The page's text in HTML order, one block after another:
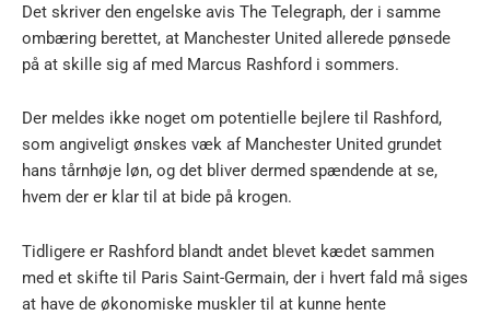
Det skriver den engelske avis The Telegraph, der i samme
ombæring berettet, at Manchester United allerede pønsede
på at skille sig af med Marcus Rashford i sommers.
Der meldes ikke noget om potentielle bejlere til Rashford,
som angiveligt ønskes væk af Manchester United grundet
hans tårnhøje løn, og det bliver dermed spændende at se,
hvem der er klar til at bide på krogen.
Tidligere er Rashford blandt andet blevet kædet sammen
med et skifte til Paris Saint-Germain, der i hvert fald må siges
at have de økonomiske muskler til at kunne hente